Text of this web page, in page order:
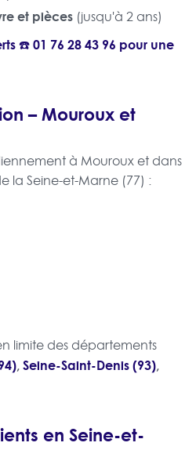
et pièces (jusqu'à 2 ans)
☎️01 76 28 43 96 pour une
– Mouroux et
à Mouroux et dans
la Seine-et-Marne (77) :
limite des départements
,Seine-Saint-Denis (93),
en Seine-et-